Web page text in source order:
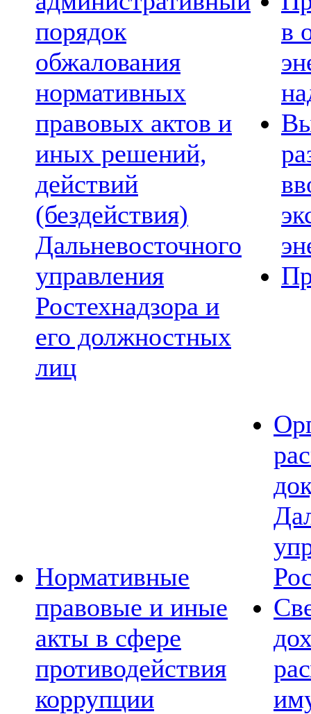
порядок
обжалования
нормативных
правовых актов и
иных решений,
действий
(бездействия)
Дальневосточного
управления
Ростехнадзора и
его должностных
лиц
в
Нормативные
правовые и иные
акты в сфере
противодействия
коррупции